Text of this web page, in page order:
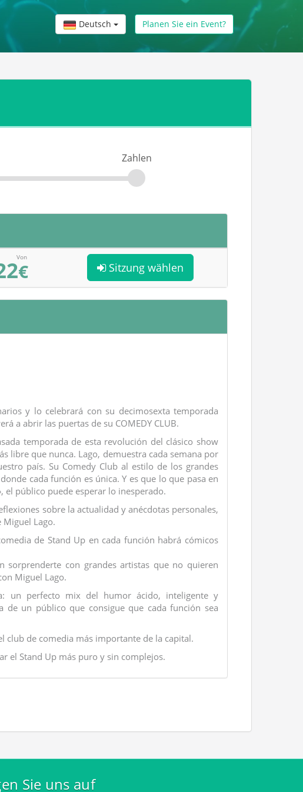
Deutsch Planen Sie ein Event?
Zahlen
Von
€ Sitzung wählen
y lo celebrará con su decimosexta temporada
a abrir las puertas de su COMEDY CLUB.
temporada de esta revolución del clásico show
libre que nunca. Lago, demuestra cada semana por
país. Su Comedy Club al estilo de los grandes
cada función es única. Y es que lo que pasa en
el público puede esperar lo inesperado.
sobre la actualidad y anécdotas personales,
Lago.
de Stand Up en cada función habrá cómicos
sorprenderte con grandes artistas que no quieren
Miguel Lago.
un perfecto mix del humor ácido, inteligente y
un público que consigue que cada función sea
club de comedia más importante de la capital.
el Stand Up más puro y sin complejos.
Sie uns auf